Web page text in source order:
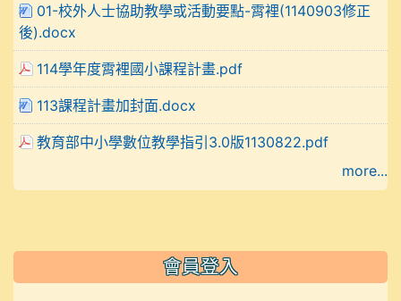
01-校外人士協助教學或活動要點-霄裡(1140903修正
後).docx
114學年度霄裡國小課程計畫.pdf
113課程計畫加封面.docx
教育部中小學數位教學指引3.0版1130822.pdf
more...
會員登入